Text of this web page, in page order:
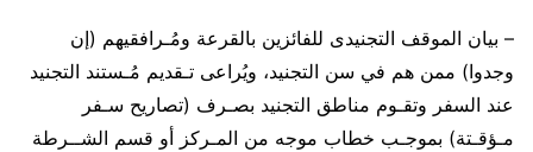
– بيان الموقف التجنيدى للفائزين بالقرعة ومُـرافقيهم (إن
وجدوا) ممن هم في سن التجنيد، ويُراعى تـقديم مُـستند التجنيد
عند السفر وتقـوم مناطق التجنيد بصـرف (تصاريح سـفر
مـؤقـتة) بموجـب خطاب موجه من المـركز أو قسم الشــرطة